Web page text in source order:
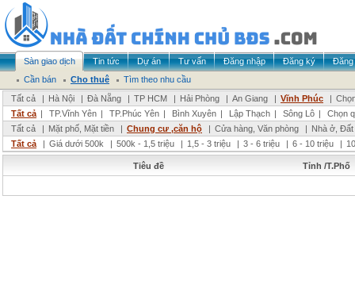
Sàn giao dịch Tin tức Dự án Tư vấn Đăng nhập Đăng ký
Đăng
Cần bán
Cho thuê
Tìm theo nhu cầu
Tất cả
| Hà Nội | Đà Nẵng | TP HCM | Hải Phòng | An Giang | Vĩnh Phúc |
Tất cả | TP.Vĩnh Yên | TP.Phúc Yên | Bình Xuyên | Lập Thạch | Sông Lô |
Chọn
Tất cả
| Mặt phố, Mặt tiền | Chung cư ,căn hộ | Cửa hàng, Văn phòng | Nhà ở,
Tất cả
| Giá dưới 500k | 500k - 1,5 triệu | 1,5 - 3 triệu | 3 - 6 triệu | 6 - 10 triệu |
Tiêu đề Tỉnh /T.Phố